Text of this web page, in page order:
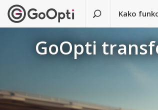
Kako
GoOpti